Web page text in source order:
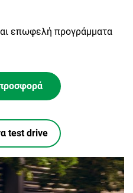
επωφελή προγράμματα
test drive